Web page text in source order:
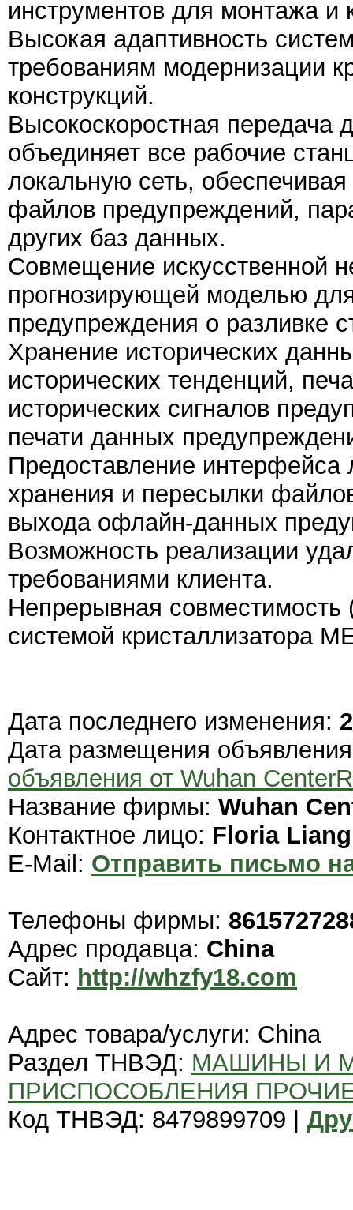
инструментов для монтажа и
Высокая адаптивность
требованиям модернизации
конструкций.
Высокоскоростная
объединяет все рабочие
локальную сеть,
файлов предупреждений,
других баз данных.
Совмещение искусственной
прогнозирующей моделью
предупреждения о разливке
Хранение исторических
исторических тенденций,
исторических сигналов
печати данных
Предоставление интерфейса
хранения и пересылки
выхода офлайн-данных
Возможность реализации
требованиями клиента.
Непрерывная совместимость
системой кристаллизатора
Дата последнего изменения:
Дата размещения
объявления от Wuhan
Название фирмы: Wuhan
Контактное лицо: Floria Liang
E-Mail: Отправить письмо
Телефоны фирмы:
Адрес продавца: China
Сайт: http://whzfy18.com
Адрес товара/услуги: China
Раздел ТНВЭД: МАШИНЫ И
ПРИСПОСОБЛЕНИЯ
Код ТНВЭД: 8479899709 |